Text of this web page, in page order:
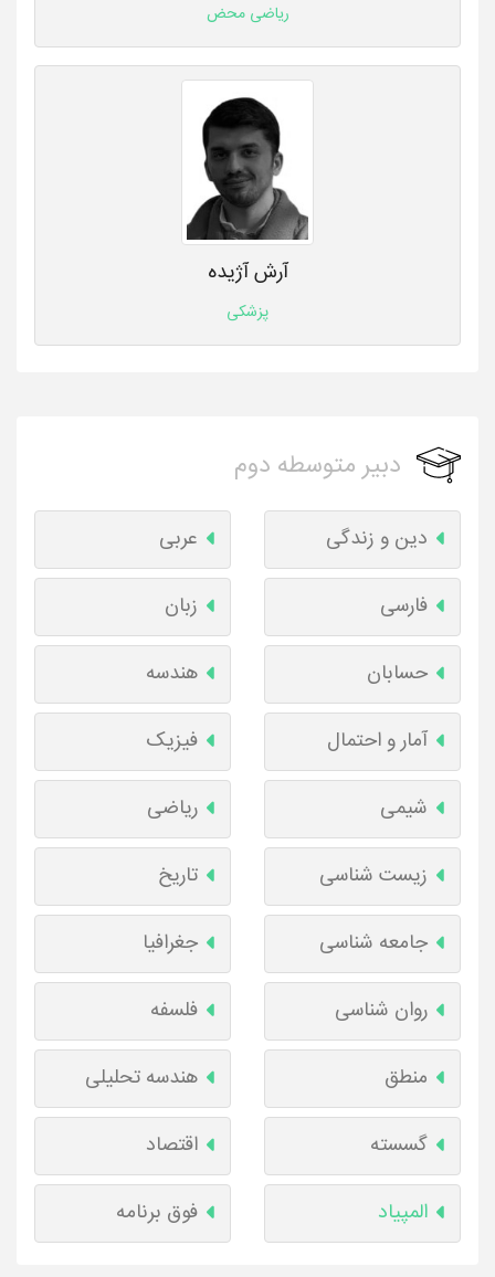
ریاضی محض
آرش آژیده
پزشکی
دبیر متوسطه دوم
دین و زندگی عربی
فارسی زبان
حسابان هندسه
آمار و احتمال فیزیک
شیمی ریاضی
زیست شناسی تاریخ
جامعه شناسی جغرافیا
روان شناسی فلسفه
منطق هندسه تحلیلی
گسسته اقتصاد
المپیاد فوق برنامه